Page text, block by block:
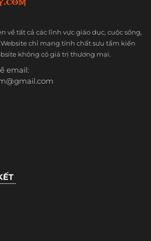
về tất cả các lĩnh vực giáo dục, cuộc sống,
chỉ mang tính chất sưu tầm kiến
không có giá trị thương mại.
email: